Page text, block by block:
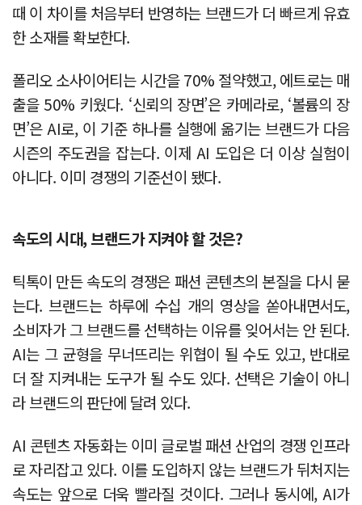
때 이 차이를 처음부터 반영하는 브랜드가 더 빠르게 유효
한 소재를 확보한다.
폴리오 소사이어티는 시간을 70% 절약했고, 에트로는 매
출을 50% 키웠다. ‘신뢰의 장면’은 카메라로, ‘볼륨의 장
면’은 AI로, 이 기준 하나를 실행에 옮기는 브랜드가 다음
시즌의 주도권을 잡는다. 이제 AI 도입은 더 이상 실험이
아니다. 이미 경쟁의 기준선이 됐다.
속도의 시대, 브랜드가 지켜야 할 것은?
틱톡이 만든 속도의 경쟁은 패션 콘텐츠의 본질을 다시 묻
는다. 브랜드는 하루에 수십 개의 영상을 쏟아내면서도,
소비자가 그 브랜드를 선택하는 이유를 잊어서는 안 된다.
AI는 그 균형을 무너뜨리는 위협이 될 수도 있고, 반대로
더 잘 지켜내는 도구가 될 수도 있다. 선택은 기술이 아니
라 브랜드의 판단에 달려 있다.
AI 콘텐츠 자동화는 이미 글로벌 패션 산업의 경쟁 인프라
로 자리잡고 있다. 이를 도입하지 않는 브랜드가 뒤처지는
속도는 앞으로 더욱 빨라질 것이다. 그러나 동시에, AI가